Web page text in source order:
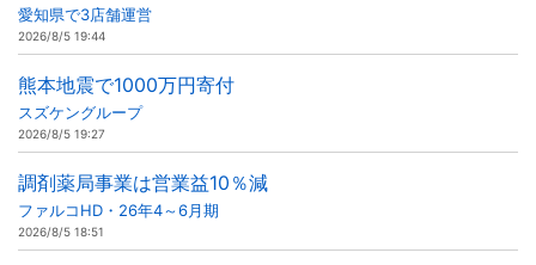
愛知県で3店舗運営
2026/8/5 19:44
熊本地震で1000万円寄付
スズケングループ
2026/8/5 19:27
調剤薬局事業は営業益10％減
ファルコHD・26年4～6月期
2026/8/5 18:51